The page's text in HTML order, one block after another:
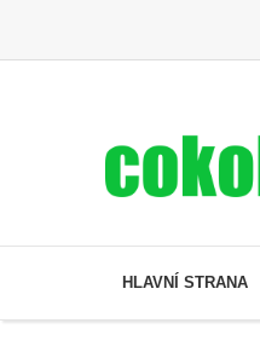
HLAVNÍ STRANA